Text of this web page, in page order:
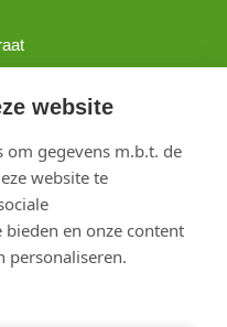
website
om gegevens m.b.t. de
website te
en onze content
personaliseren.
rechten voorbehouden